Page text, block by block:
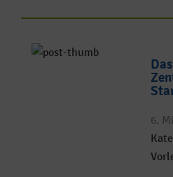
6.